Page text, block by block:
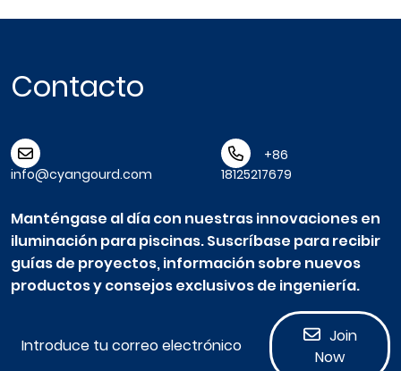
Contacto
info@cyangourd.com
+86
18125217679
Manténgase al día con nuestras innovaciones en
iluminación para piscinas. Suscríbase para recibir
guías de proyectos, información sobre nuevos
productos y consejos exclusivos de ingeniería.
Join
Now